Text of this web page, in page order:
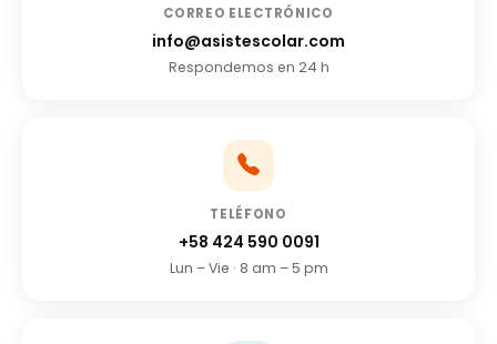
CORREO ELECTRÓNICO
info@asistescolar.com
Respondemos en 24 h
TELÉFONO
+58 424 590 0091
Lun – Vie · 8 am – 5 pm